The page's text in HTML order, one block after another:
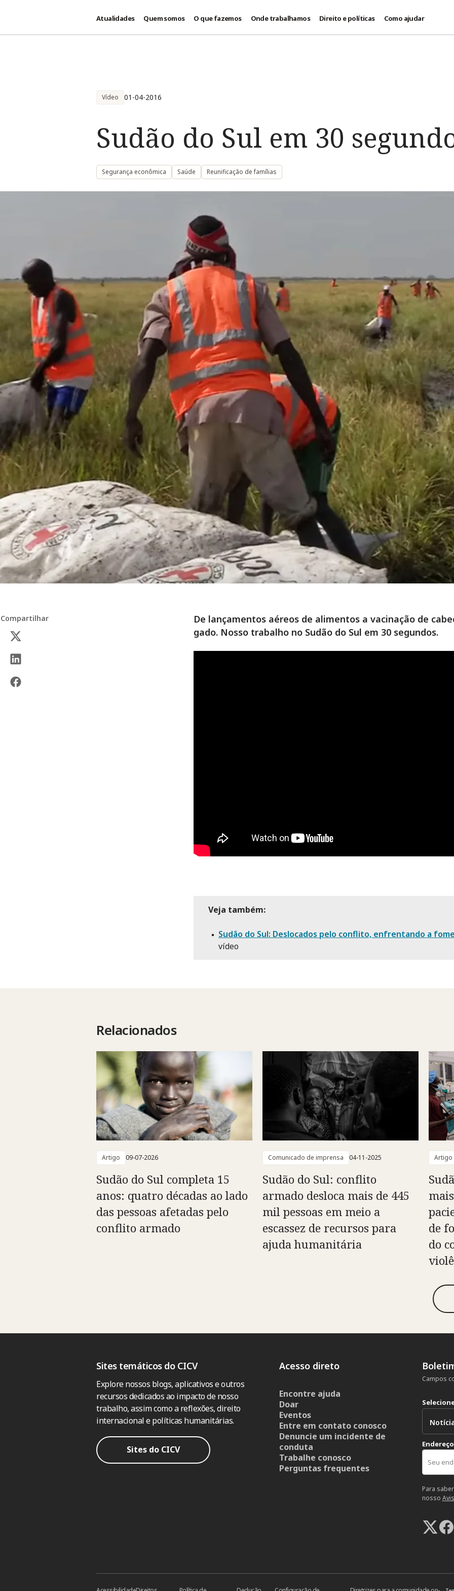
Atualidades Quem somos O que fazemos Onde trabalhamos Direito e políticas Como ajudar
Vídeo 01-04-2016
Sudão do Sul em 30
Segurança econômica Saúde Reunificação de famílias
Compartilhar
De lançamentos aéreos de alimentos a vacinação de
gado. Nosso trabalho no Sudão do Sul em 30 segundos.
Veja também:
Sudão do Sul: Deslocados pelo conflito, enfrentando a
vídeo
Relacionados
Artigo 09-07-2026
Sudão do Sul completa 15
anos: quatro décadas ao lado
das pessoas afetadas pelo
conflito armado
Comunicado de imprensa 04-11-2025
Sudão do Sul: conflito
armado desloca mais de 445
mil pessoas em meio a
escassez de recursos para
ajuda humanitária
Artigo
de
do
Sites temáticos do CICV
Explore nossos blogs, aplicativos e outros
recursos dedicados ao impacto de nosso
trabalho, assim como a reflexões, direito
internacional e políticas humanitárias.
Sites do CICV
Acesso direto
Encontre ajuda
Doar
Eventos
Entre em contato conosco
Denuncie um incidente de
conduta
Trabalhe conosco
Perguntas frequentes
Campos
Para
nosso